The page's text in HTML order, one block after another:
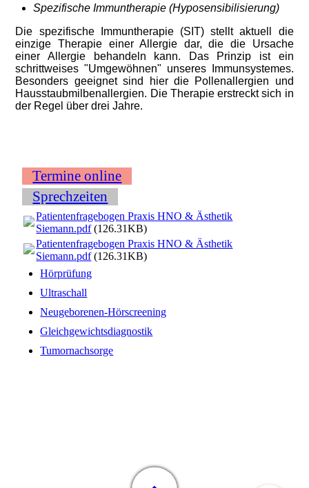
Spezifische Immuntherapie (Hyposensibilisierung)
Die spezifische Immuntherapie (SIT) stellt aktuell die
einzige Therapie einer Allergie dar, die die Ursache
einer Allergie behandeln kann. Das Prinzip ist ein
schrittweises "Umgewöhnen" unseres Immunsystemes.
Besonders geeignet sind hier die Pollenallergien und
Hausstaubmilbenallergien. Die Therapie erstreckt sich in
der Regel über drei Jahre.
Termine online
Sprechzeiten
Patientenfragebogen Praxis HNO & Ästhetik
Siemann.pdf(126.31KB)
Patientenfragebogen Praxis HNO & Ästhetik
Siemann.pdf(126.31KB)
Hörprüfung
Ultraschall
Neugeborenen-Hörscreening
Gleichgewichtsdiagnostik
Tumornachsorge